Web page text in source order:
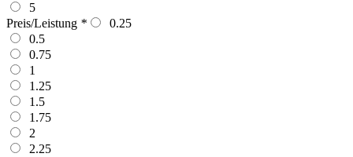
5
Preis/Leistung *
0.25
0.5
0.75
1
1.25
1.5
1.75
2
2.25